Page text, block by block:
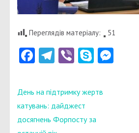
Переглядів матеріалу: 51
Facebook
Telegram
ViberSkype
Навігація
записів
День на підтримку жертв
катувань: дайджест
досягнень Форпосту за